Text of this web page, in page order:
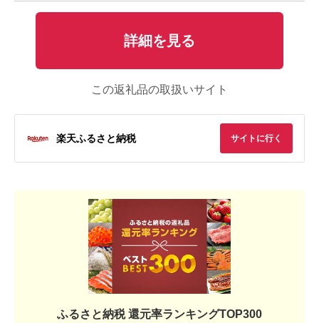
詳細を見る
この返礼品の取扱いサイト
楽天ふるさと納税 サイトに行く
ふるさと納税 還元率ランキングTOP300